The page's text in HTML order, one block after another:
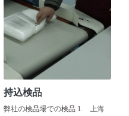
持込検品
弊社の検品場での検品 1. 上海